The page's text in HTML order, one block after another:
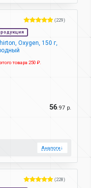
(229)
Oxygen, 150 г,
товара 250 ₽.
56 .97 р.
Аналоги↓
(228)